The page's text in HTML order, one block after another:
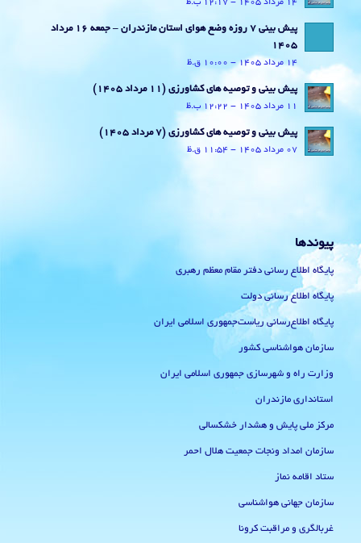
14 مرداد 1405 - 12:17 ب.ظ
پیش بینی 7 روزه وضع هوای استان مازندران – جمعه 16 مرداد
1405
14 مرداد 1405 - 10:00 ق.ظ
پیش بینی و توصیه های کشاورزی (11 مرداد ۱۴۰۵)
11 مرداد 1405 - 12:22 ب.ظ
پیش بینی و توصیه های کشاورزی (7 مرداد ۱۴۰۵)
07 مرداد 1405 - 11:54 ق.ظ
پیوندها
پایگاه اطلاع رسانی دفتر مقام معظم رهبری
پایگاه اطلاع رسانی دولت
پایگاه اطلاع‌رسانی ریاست‌جمهوری اسلامی ایران
سازمان هواشناسی کشور
وزارت راه و شهرسازی جمهوری اسلامی ایران
استانداری مازندران
مرکز ملی پایش و هشدار خشکسالی
سازمان امداد ونجات جمعیت هلال احمر
ستاد اقامه نماز
سازمان جهانی هواشناسی
غربالگری و مراقبت کرونا